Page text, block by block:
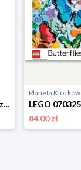
LEGO KE214 Brelok z latarką Dziadek do orzechów Lego
Planeta Klocków
84.00 zł